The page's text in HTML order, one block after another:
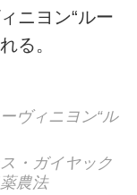
ニヨン“ルー
る。
ヴィニヨン“ル
・ガイヤック
農法